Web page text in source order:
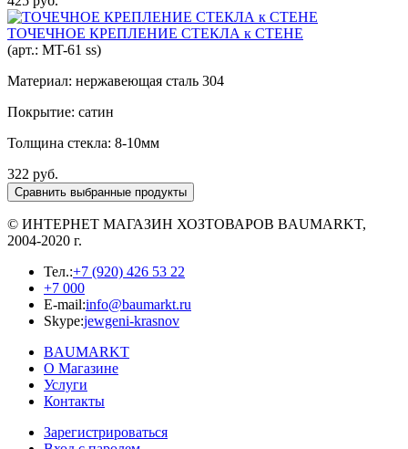
ТОЧЕЧНОЕ КРЕПЛЕНИЕ СТЕКЛА к СТЕНЕ
(арт.: MT-61 ss)
Материал: нержавеющая сталь 304
Покрытие: сатин
Толщина стекла: 8-10мм
322 руб.
© ИНТЕРНЕТ МАГАЗИН ХОЗТОВАРОВ BAUMARKT,
2004-2020 г.
Тел.:+7 (920) 426 53 22
+7 000
E-mail:info@baumarkt.ru
Skype:jewgeni-krasnov
BAUMARKT
О Магазине
Услуги
Контакты
Зарегистрироваться